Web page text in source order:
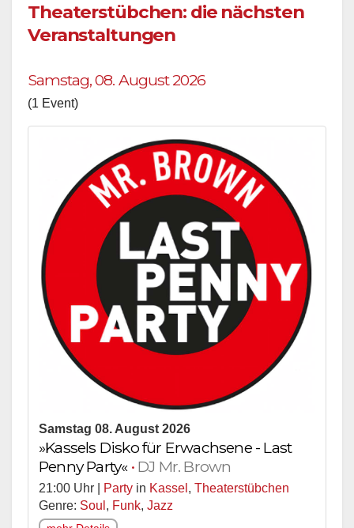
Theaterstübchen: die nächsten
Veranstaltungen
Samstag, 08. August 2026
(1 Event)
Samstag 08. August 2026
»Kassels Disko für Erwachsene - Last
Penny Party« • DJ Mr. Brown
21:00 Uhr | Party in Kassel , Theaterstübchen
Genre: Soul , Funk, Jazz